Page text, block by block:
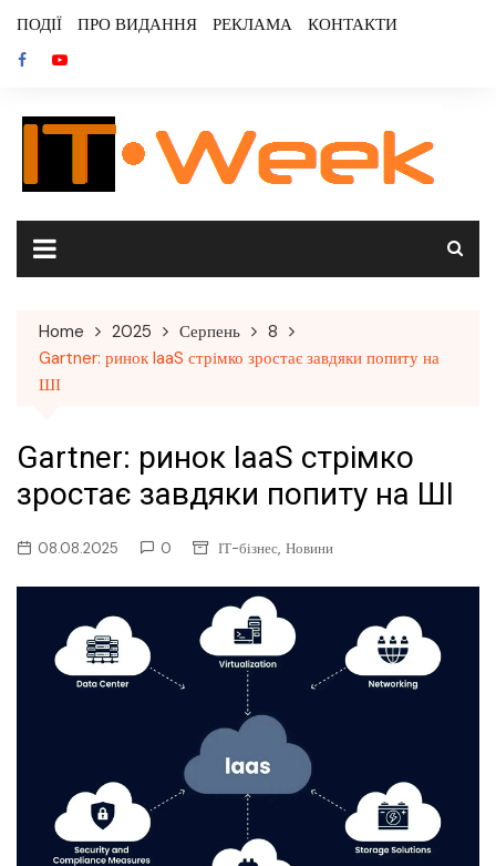
content
ПОДІЇ ПРО ВИДАННЯ РЕКЛАМА КОНТАКТИ
Home 2025 Серпень
8
Gartner: ринок IaaS стрімко зростає завдяки попиту на
ШІ
Gartner: ринок IaaS стрімко
зростає завдяки попиту на ШІ
08.08.2025 0 ІТ-бізнес, Новини